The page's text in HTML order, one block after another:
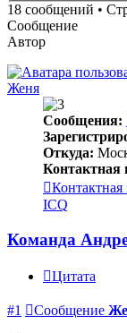
18 сообщений •
Сообщение
Автор
Женя
Сообщения:
Откуда:
Контактная
ICQ
Команда
Цитата
#1 Сообщение